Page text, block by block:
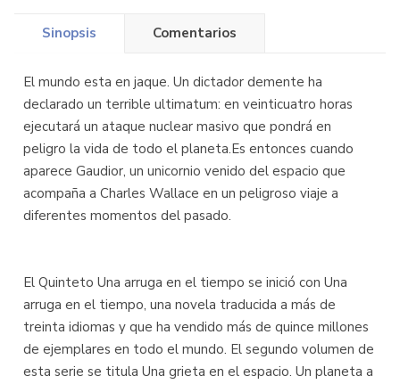
Sinopsis Comentarios
El mundo esta en jaque. Un dictador demente ha
declarado un terrible ultimatum: en veinticuatro horas
ejecutará un ataque nuclear masivo que pondrá en
peligro la vida de todo el planeta.Es entonces cuando
aparece Gaudior, un unicornio venido del espacio que
acompaña a Charles Wallace en un peligroso viaje a
diferentes momentos del pasado.
El Quinteto Una arruga en el tiempo se inició con Una
arruga en el tiempo, una novela traducida a más de
treinta idiomas y que ha vendido más de quince millones
de ejemplares en todo el mundo. El segundo volumen de
esta serie se titula Una grieta en el espacio. Un planeta a